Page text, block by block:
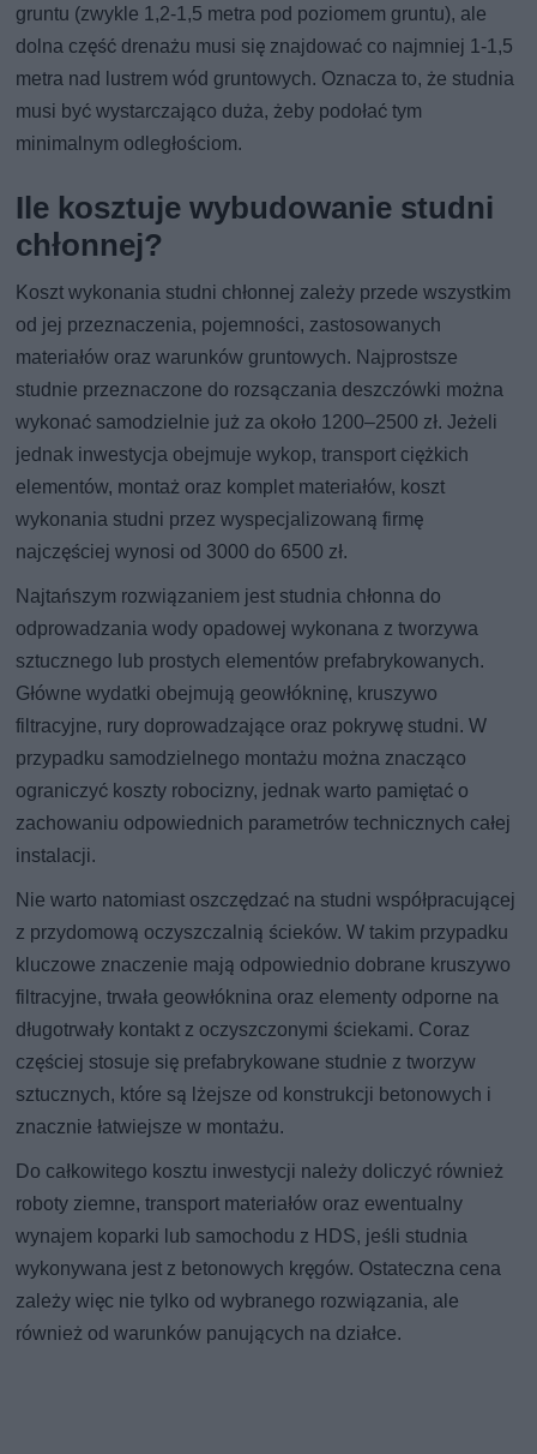
gruntu (zwykle 1,2-1,5 metra pod poziomem gruntu), ale
dolna część drenażu musi się znajdować co najmniej 1-1,5
metra nad lustrem wód gruntowych. Oznacza to, że studnia
musi być wystarczająco duża, żeby podołać tym
minimalnym odległościom.
Ile kosztuje wybudowanie studni
chłonnej?
Koszt wykonania studni chłonnej zależy przede wszystkim
od jej przeznaczenia, pojemności, zastosowanych
materiałów oraz warunków gruntowych. Najprostsze
studnie przeznaczone do rozsączania deszczówki można
wykonać samodzielnie już za około 1200–2500 zł. Jeżeli
jednak inwestycja obejmuje wykop, transport ciężkich
elementów, montaż oraz komplet materiałów, koszt
wykonania studni przez wyspecjalizowaną firmę
najczęściej wynosi od 3000 do 6500 zł.
Najtańszym rozwiązaniem jest studnia chłonna do
odprowadzania wody opadowej wykonana z tworzywa
sztucznego lub prostych elementów prefabrykowanych.
Główne wydatki obejmują geowłókninę, kruszywo
filtracyjne, rury doprowadzające oraz pokrywę studni. W
przypadku samodzielnego montażu można znacząco
ograniczyć koszty robocizny, jednak warto pamiętać o
zachowaniu odpowiednich parametrów technicznych całej
instalacji.
Nie warto natomiast oszczędzać na studni współpracującej
z przydomową oczyszczalnią ścieków. W takim przypadku
kluczowe znaczenie mają odpowiednio dobrane kruszywo
filtracyjne, trwała geowłóknina oraz elementy odporne na
długotrwały kontakt z oczyszczonymi ściekami. Coraz
częściej stosuje się prefabrykowane studnie z tworzyw
sztucznych, które są lżejsze od konstrukcji betonowych i
znacznie łatwiejsze w montażu.
Do całkowitego kosztu inwestycji należy doliczyć również
roboty ziemne, transport materiałów oraz ewentualny
wynajem koparki lub samochodu z HDS, jeśli studnia
wykonywana jest z betonowych kręgów. Ostateczna cena
zależy więc nie tylko od wybranego rozwiązania, ale
również od warunków panujących na działce.